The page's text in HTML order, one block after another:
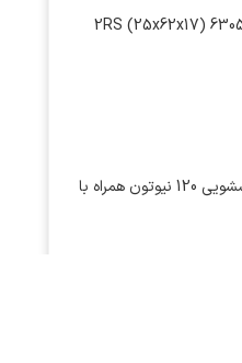
بلبرینگ MHP مدل 6305 2RS (25x62x17)
کمک فنر ماشین لباسشویی 120 نیوتون همراه با